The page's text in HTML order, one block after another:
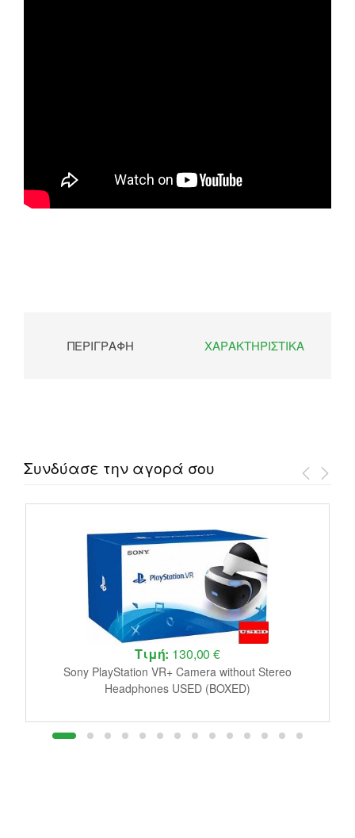
ΠΕΡΙΓΡΑΦΉ ΧΑΡΑΚΤΗΡΙΣΤΙΚΆ
Συνδύασε την αγορά σου
Τιμή: 130,00 €
Sony PlayStation VR+ Camera without Stereo
Headphones USED (BOXED)